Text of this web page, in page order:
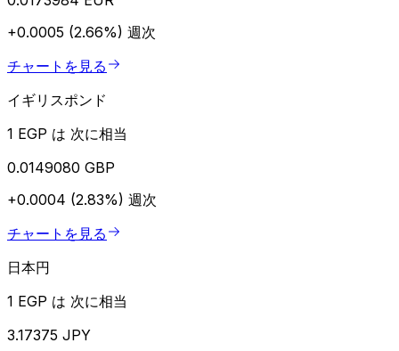
+0.0005 (2.66%) 週次
チャートを見る
イギリスポンド
1 EGP は 次に相当
0.0149080 GBP
+0.0004 (2.83%) 週次
チャートを見る
日本円
1 EGP は 次に相当
3.17375 JPY